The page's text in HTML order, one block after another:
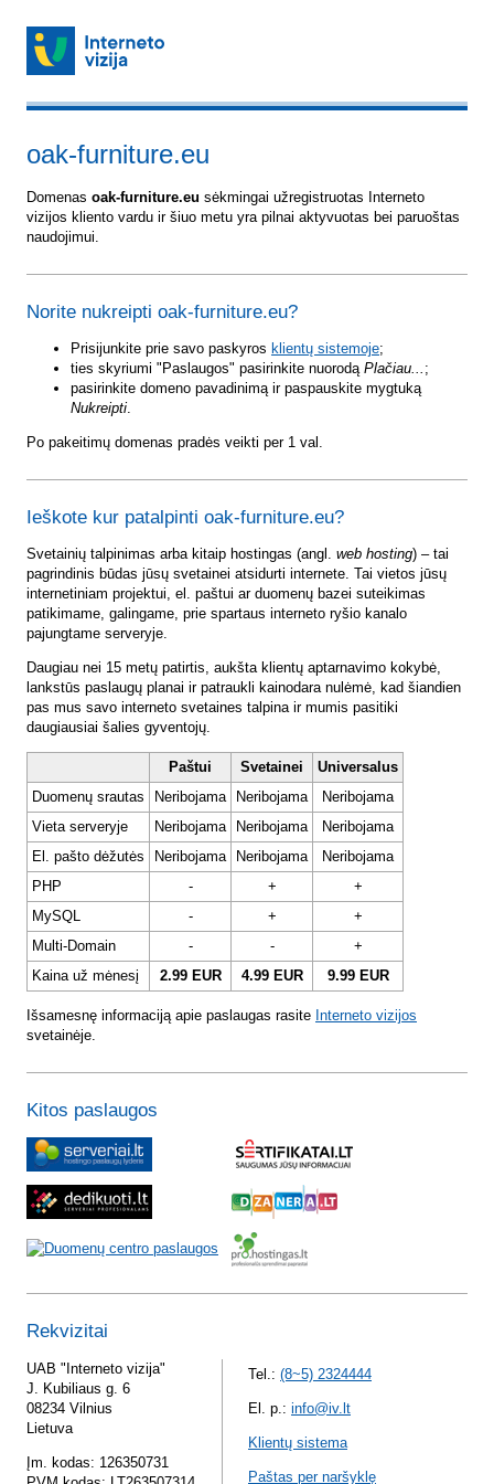
oak-furniture.eu
Domenas oak-furniture.eu sėkmingai užregistruotas Interneto
vizijos kliento vardu ir šiuo metu yra pilnai aktyvuotas bei paruoštas
naudojimui.
Norite nukreipti oak-furniture.eu?
Prisijunkite prie savo paskyros klientų sistemoje;
ties skyriumi "Paslaugos" pasirinkite nuorodą Plačiau... ;
pasirinkite domeno pavadinimą ir paspauskite mygtuką
Nukreipti.
Po pakeitimų domenas pradės veikti per 1 val.
Ieškote kur patalpinti oak-furniture.eu?
Svetainių talpinimas arba kitaip hostingas (angl. web hosting) – tai
pagrindinis būdas jūsų svetainei atsidurti internete. Tai vietos jūsų
internetiniam projektui, el. paštui ar duomenų bazei suteikimas
patikimame, galingame, prie spartaus interneto ryšio kanalo
pajungtame serveryje.
Daugiau nei 15 metų patirtis, aukšta klientų aptarnavimo kokybė,
lankstūs paslaugų planai ir patraukli kainodara nulėmė, kad šiandien
pas mus savo interneto svetaines talpina ir mumis pasitiki
daugiausiai šalies gyventojų.
Paštui Svetainei
Universalus
Duomenų srautas
Neribojama Neribojama
Neribojama
Vieta serveryje
Neribojama Neribojama
Neribojama
El. pašto dėžutės
Neribojama Neribojama
Neribojama
PHP
- +
+
MySQL
- +
+
Multi-Domain
- -
+
Kaina už mėnesį
2.99 EUR 4.99 EUR 9.99 EUR
Išsamesnę informaciją apie paslaugas rasite Interneto vizijos
svetainėje.
Kitos paslaugos
Rekvizitai
UAB "Interneto vizija"
J. Kubiliaus g. 6
08234 Vilnius
Lietuva
Įm. kodas: 126350731
Tel.: (8~5) 2324444
El. p.: info@iv.lt
Klientų sistema
Paštas per naršyklę